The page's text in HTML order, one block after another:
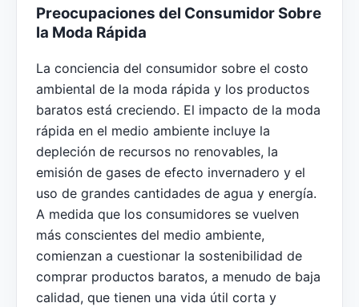
Preocupaciones del Consumidor Sobre
la Moda Rápida
La conciencia del consumidor sobre el costo
ambiental de la moda rápida y los productos
baratos está creciendo. El impacto de la moda
rápida en el medio ambiente incluye la
depleción de recursos no renovables, la
emisión de gases de efecto invernadero y el
uso de grandes cantidades de agua y energía.
A medida que los consumidores se vuelven
más conscientes del medio ambiente,
comienzan a cuestionar la sostenibilidad de
comprar productos baratos, a menudo de baja
calidad, que tienen una vida útil corta y